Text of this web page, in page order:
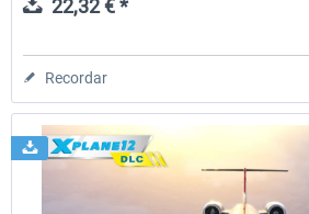
22,32 € *
Recordar